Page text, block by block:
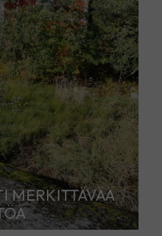
MERKITTÄVÄÄ